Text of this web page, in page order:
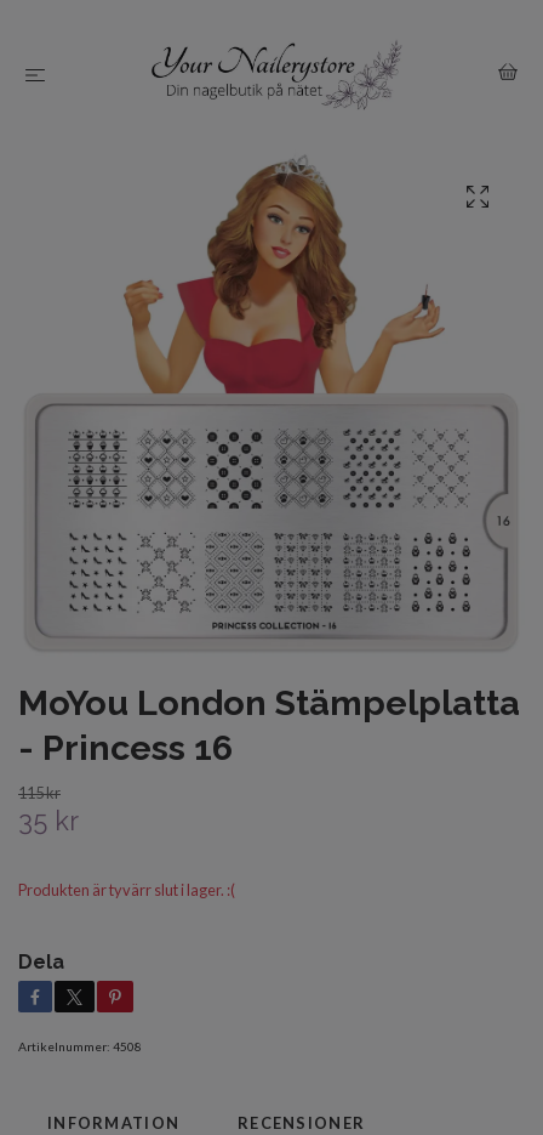
MoYou London Stämpelplatta
- Princess 16
115 kr
35 kr
Produkten är tyvärr slut i lager. :(
Dela
Artikelnummer: 4508
INFORMATION RECENSIONER